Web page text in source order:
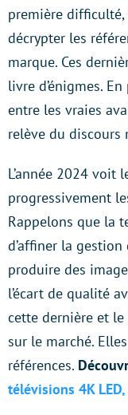
première
décrypter les
marque. Ces
livre d’énigmes.
entre les vraies
relève du discours
L’année 2024 voit
progressivement
Rappelons que la
d’affiner la
produire des
l’écart de qualité
cette dernière et le
sur le marché.
références.
télévisions 4K LED,